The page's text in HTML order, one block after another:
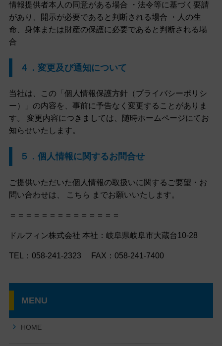
情報提供者本人の同意がある場合 ・法令等に基づく要請
があり、開示が必要であると判断される場合 ・人の生
命、身体または財産の保護に必要であると判断される場
合
４．変更及び通知について
当社は、この「個人情報保護方針（プライバシーポリシ
ー）」の内容を、事前に予告なく変更することがありま
す。 変更内容につきましては、随時ホームページにてお
知らせいたします。
５．個人情報に関するお問合せ
ご提供いただいた個人情報の取扱いに関するご要望・お
問い合わせは、 こちら までお願いいたします。
＝＝＝＝＝＝＝＝＝＝＝＝＝＝
ドルフィン株式会社 本社：岐阜県岐阜市大蔵台10-28
TEL：058-241-2323 FAX：058-241-7400
MENU
HOME